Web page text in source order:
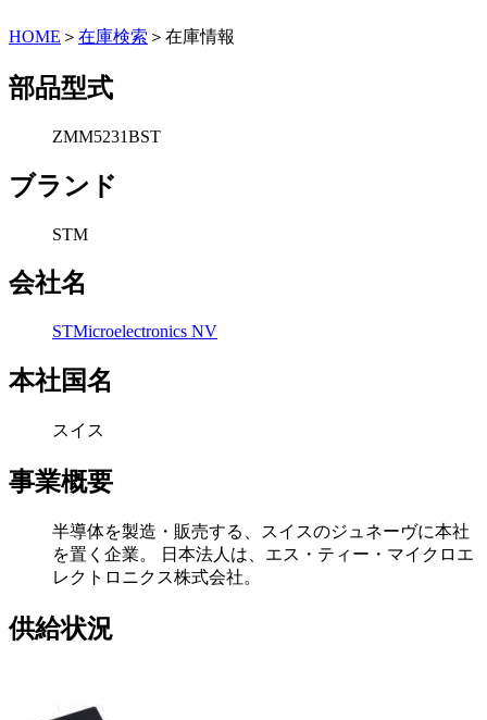
HOME ＞ 在庫検索 ＞在庫情報
部品型式
ZMM5231BST
ブランド
STM
会社名
STMicroelectronics NV
本社国名
スイス
事業概要
半導体を製造・販売する、スイスのジュネーヴに本社
を置く企業。 日本法人は、エス・ティー・マイクロエ
レクトロニクス株式会社。
供給状況